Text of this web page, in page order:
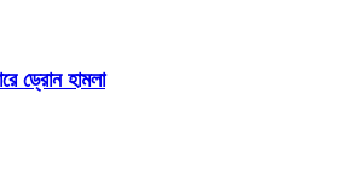
ড্রোন হামলা